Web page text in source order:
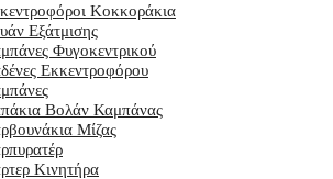
Κοκκοράκια
Εξάτμισης
Φυγοκεντρικού
Εκκεντροφόρου
Βολάν Καμπάνας
Μίζας
Κινητήρα